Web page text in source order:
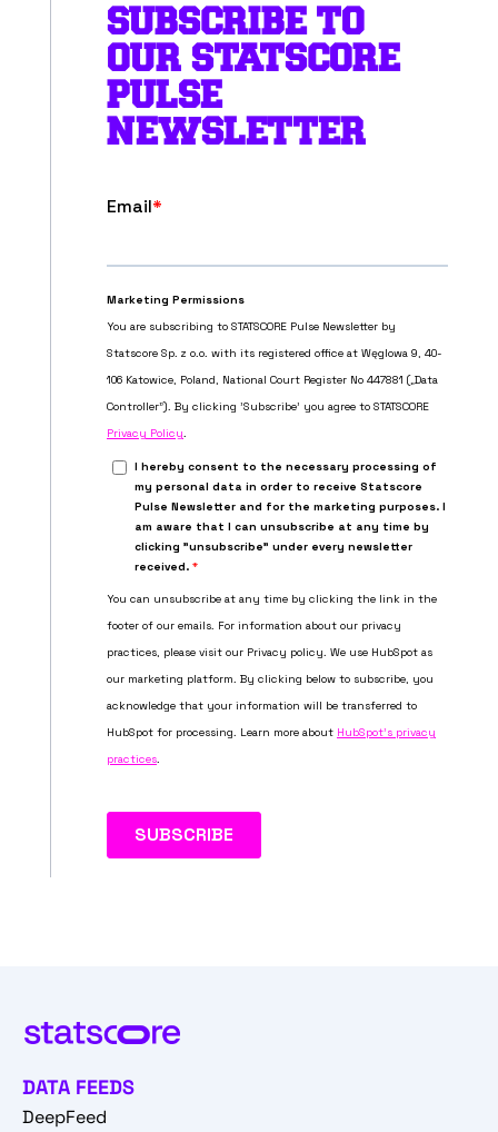
SUBSCRIBE TO
OUR STATSCORE
PULSE
NEWSLETTER
DATA FEEDS
DeepFeed